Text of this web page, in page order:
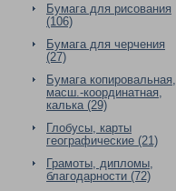
Бумага для рисования
(106)
Бумага для черчения
(27)
Бумага копировальная,
масш.-координатная,
калька (29)
Глобусы, карты
географические (21)
Грамоты, дипломы,
благодарности (72)